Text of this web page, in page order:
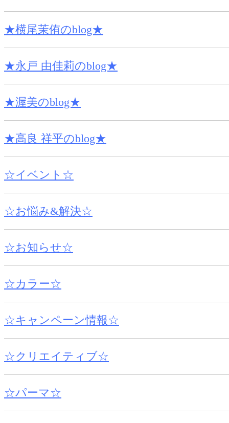
★横尾茉侑のblog★
★永戸 由佳莉のblog★
★渥美のblog★
★高良 祥平のblog★
☆イベント☆
☆お悩み&解決☆
☆お知らせ☆
☆カラー☆
☆キャンペーン情報☆
☆クリエイティブ☆
☆パーマ☆